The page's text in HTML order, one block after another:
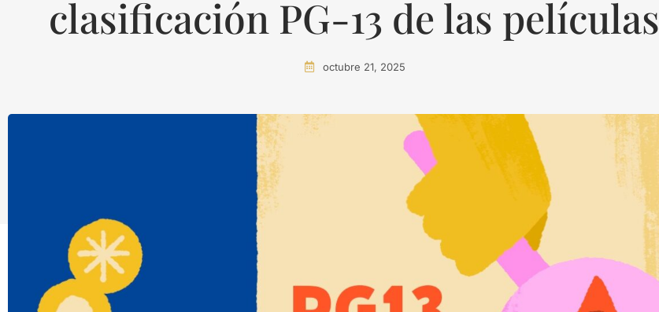
clasificación PG-13 de las películas
octubre 21, 2025